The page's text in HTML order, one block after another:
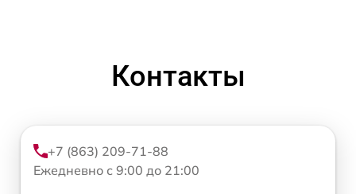
Контакты
+7 (863) 209-71-88
Ежедневно с 9:00 до 21:00